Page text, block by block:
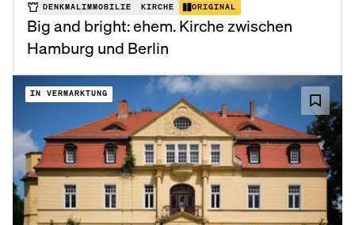
DENKMALIMMOBILIE KIRCHE ORIGINAL
Big and bright: ehem. Kirche zwischen
Hamburg und Berlin
IN VERMARKTUNG